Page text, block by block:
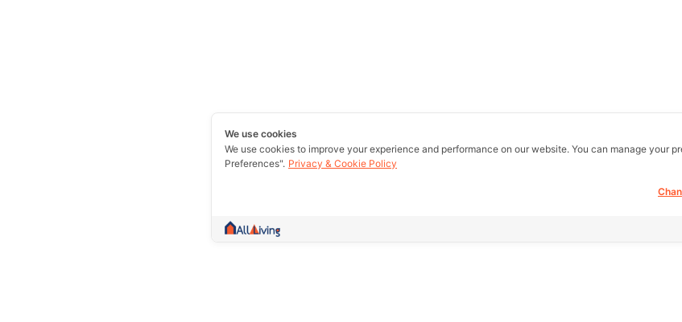
We use cookies
We use cookies to improve your experience and performance on our website. You can manage your
Preferences". Privacy & Cookie Policy